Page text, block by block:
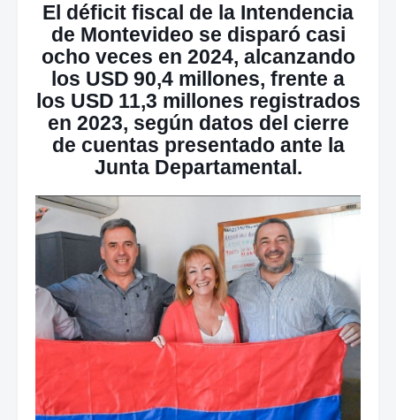
El déficit fiscal de la Intendencia
de Montevideo se disparó casi
ocho veces en 2024, alcanzando
los USD 90,4 millones, frente a
los USD 11,3 millones registrados
en 2023, según datos del cierre
de cuentas presentado ante la
Junta Departamental.